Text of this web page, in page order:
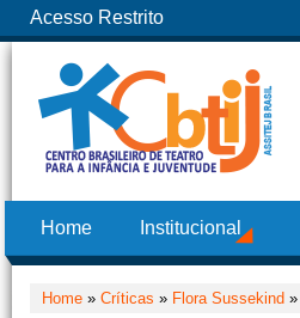
Acesso Restrito
Home Institucional
Home » Críticas » Flora Sussekind »